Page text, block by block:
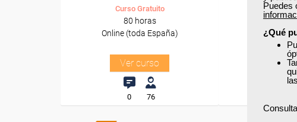
Puedes
¿Qué
Curso Gratuito
80 horas
Online (toda España)
Ver curso
0 76
Curso
15
Online
Ver